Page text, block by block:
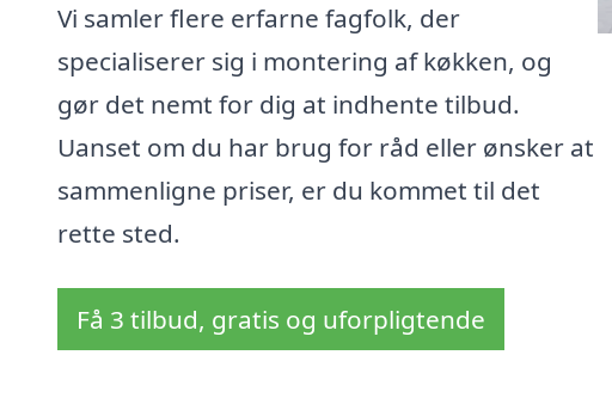
Vi samler flere erfarne fagfolk, der
specialiserer sig i montering af køkken, og
gør det nemt for dig at indhente tilbud.
Uanset om du har brug for råd eller ønsker at
sammenligne priser, er du kommet til det
rette sted.
Få 3 tilbud, gratis og uforpligtende